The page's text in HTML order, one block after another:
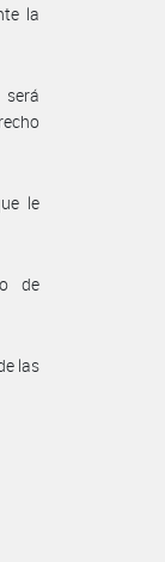
la
le
de
las